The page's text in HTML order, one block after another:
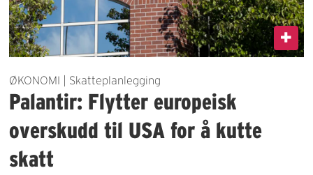
ØKONOMI | Skatteplanlegging
Palantir: Flytter europeisk
overskudd til USA for å kutte
skatt